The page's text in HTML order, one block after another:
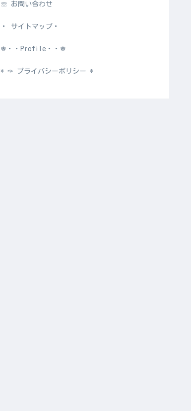
☏ お問い合わせ
・ サイトマップ・
❅・・Profile・・❅
* ✑ プライバシーポリシー *